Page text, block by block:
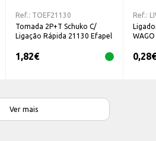
Ref.: TOEF21130
Tomada 2P+T Schuko C/
Ligação Rápida 21130 Efapel
1,82€
Ref.:
WAGO
0,28€
Ver mais